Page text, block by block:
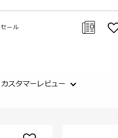
セール
カスタマーレビュー